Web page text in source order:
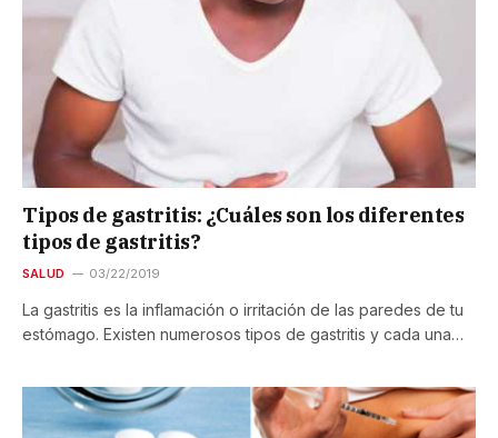
Tipos de gastritis: ¿Cuáles son los diferentes
tipos de gastritis?
SALUD 03/22/2019
La gastritis es la inflamación o irritación de las paredes de tu
estómago. Existen numerosos tipos de gastritis y cada una…